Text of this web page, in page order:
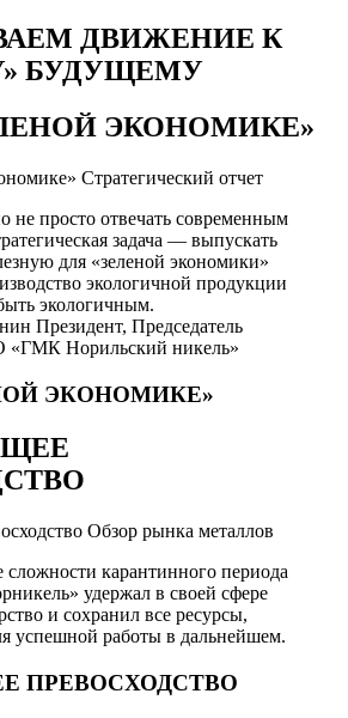
ДВИЖЕНИЕ К
БУДУЩЕМУ
ЭКОНОМИКЕ»
Стратегический отчет
не просто отвечать современным
задача — выпускать
для «зеленой экономики»
экологичной продукции
экологичным.
Президент, Председатель
«ГМК Норильский никель»
ЭКОНОМИКЕ»
Обзор рынка металлов
сложности карантинного периода
удержал в своей сфере
и сохранил все ресурсы,
успешной работы в дальнейшем.
ПРЕВОСХОДСТВО